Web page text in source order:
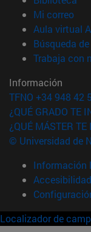
Mi correo
Aula virtual
Búsqueda
Trabaja con
Información
TFNO +34 948 42
¿QUÉ GRADO TE
¿QUÉ MÁSTER TE
© Universidad de
Información
Accesibilidad
Localizador de